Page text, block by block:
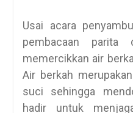
Usai acara
pembacaan parita
memercikkan air
Air berkah
suci sehingga
hadir untuk